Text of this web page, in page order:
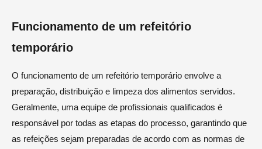
Funcionamento de um refeitório
temporário
O funcionamento de um refeitório temporário envolve a
preparação, distribuição e limpeza dos alimentos servidos.
Geralmente, uma equipe de profissionais qualificados é
responsável por todas as etapas do processo, garantindo que
as refeições sejam preparadas de acordo com as normas de